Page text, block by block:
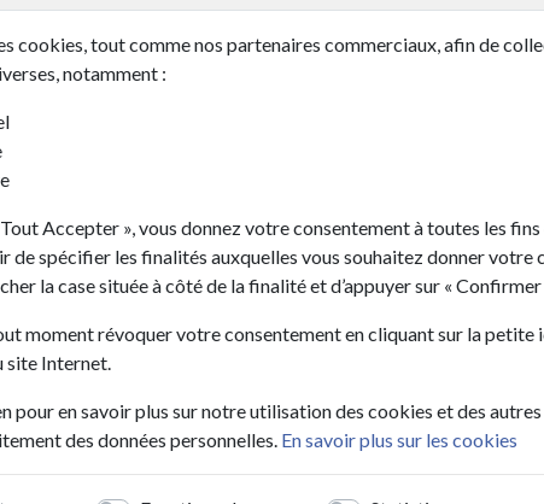
cookies, tout comme nos partenaires commerciaux, afin de
notamment :
Accepter », vous donnez votre consentement à toutes les
de spécifier les finalités auxquelles vous souhaitez donner votre
la case située à côté de la finalité et d’appuyer sur « Confirmer
moment révoquer votre consentement en cliquant sur la petite
Internet.
pour en savoir plus sur notre utilisation des cookies et des
des données personnelles. En savoir plus sur les cookies
Sains-Richaumont, une ville à
la campagne